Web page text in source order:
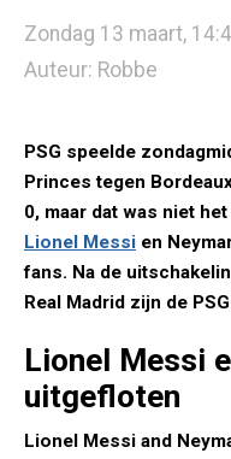
Zondag 13 maart,
Auteur: Robbe
PSG speelde
Princes tegen
0, maar dat was niet
Lionel Messi en
fans. Na de
Real Madrid zijn de
Lionel Messi
uitgefloten
Lionel Messi and